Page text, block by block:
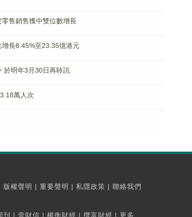
售銷售獲中雙位數增長
長8.45%至23.35億港元
於明年3月30日再聆訊
萬人次
版權聲明 | 重要聲明 | 私隱政策 | 聯絡我們
刊 | 壹財信 | 權衡財經 | 攬富財經 | 更多...